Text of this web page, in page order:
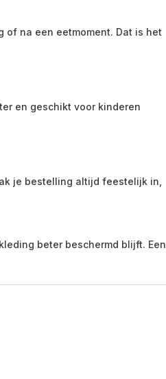
of na een eetmoment. Dat is het
en geschikt voor kinderen
je bestelling altijd feestelijk in,
beter beschermd blijft. Een